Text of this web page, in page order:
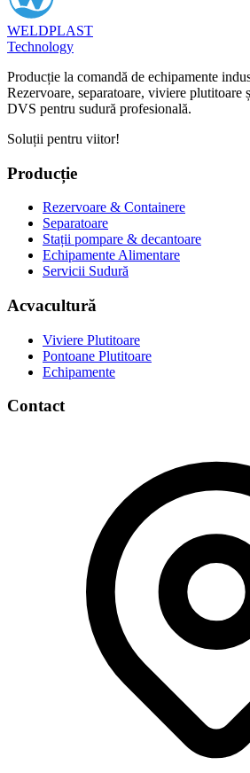
WELDPLAST
Technology
Producție la comandă de echipamente
Rezervoare, separatoare, viviere plutitoare
DVS pentru sudură profesională.
Soluții pentru viitor!
Producție
Rezervoare & Containere
Separatoare
Stații pompare & decantoare
Echipamente Alimentare
Servicii Sudură
Acvacultură
Viviere Plutitoare
Pontoane Plutitoare
Echipamente
Contact